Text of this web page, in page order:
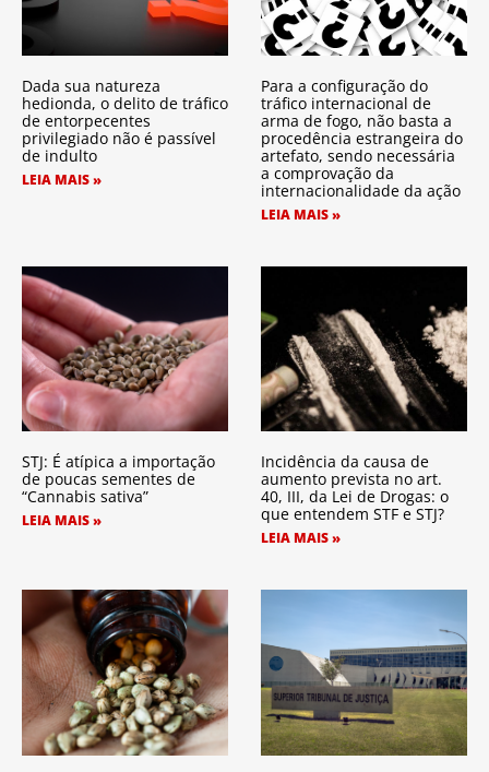
Dada sua natureza
hedionda, o delito de tráfico
de entorpecentes
privilegiado não é passível
de indulto
LEIA MAIS »
Para a configuração do
tráfico internacional de
arma de fogo, não basta a
procedência estrangeira do
artefato, sendo necessária
a comprovação da
internacionalidade da ação
LEIA MAIS »
STJ: É atípica a importação
de poucas sementes de
“Cannabis sativa”
LEIA MAIS »
Incidência da causa de
aumento prevista no art.
40, III, da Lei de Drogas: o
que entendem STF e STJ?
LEIA MAIS »